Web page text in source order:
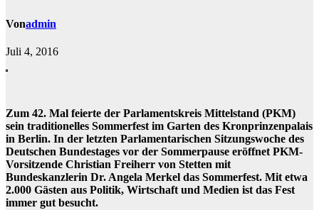
Vonadmin
Juli 4, 2016
Zum 42. Mal feierte der Parlamentskreis Mittelstand (PKM)
sein traditionelles Sommerfest im Garten des Kronprinzenpalais
in Berlin. In der letzten Parlamentarischen Sitzungswoche des
Deutschen Bundestages vor der Sommerpause eröffnet PKM-
Vorsitzende Christian Freiherr von Stetten mit
Bundeskanzlerin Dr. Angela Merkel das Sommerfest. Mit etwa
2.000 Gästen aus Politik, Wirtschaft und Medien ist das Fest
immer gut besucht.